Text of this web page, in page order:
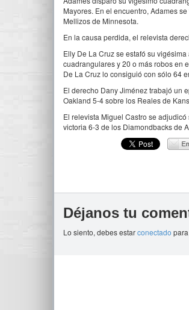
Mayores. En el encuentro, Adames
Mellizos de Minnesota.
En la causa perdida, el relevista
Elly De La Cruz se estafó su
cuadrangulares y 20 o más robos en
De La Cruz lo consiguió con sólo 64
El derecho Dany Jiménez trabajó un
Oakland 5-4 sobre los Reales de
El relevista Miguel Castro se
victoria 6-3 de los Diamondbacks de
Déjanos tu
Lo siento, debes estarconectado